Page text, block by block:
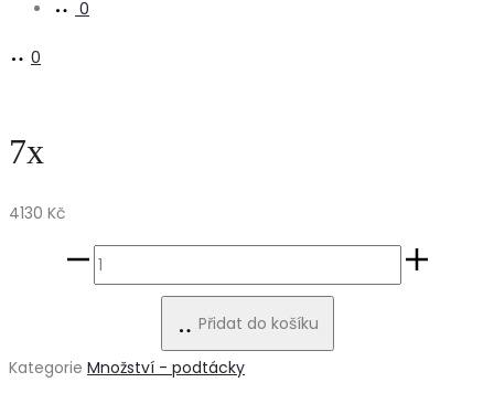
0
0
7x
4130 Kč
7x
Přidat do košíku
Kategorie Množství - podtácky